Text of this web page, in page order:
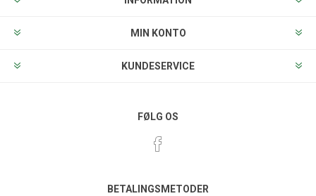
MIN KONTO
KUNDESERVICE
FØLG OS
BETALINGSMETODER